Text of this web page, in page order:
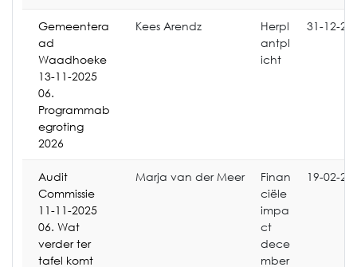
Gemeentera
ad
Waadhoeke
13-11-2025
06.
Programmab
egroting
2026
Kees Arendz
Herpl
antpl
icht
31-12-
Audit
Commissie
11-11-2025
06. Wat
verder ter
tafel komt
Marja van der Meer
Finan
ciële
impa
ct
dece
mber
19-02-